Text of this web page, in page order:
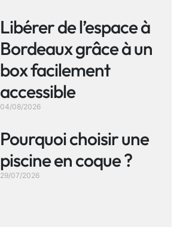
Libérer de l’espace à
Bordeaux grâce à un
box facilement
accessible
04/08/2026
Pourquoi choisir une
piscine en coque ?
29/07/2026